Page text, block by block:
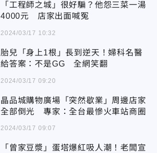
「工程師之城」很好騙？他怨三菜一湯
4000元 店家出面喊冤
2024/03/17 10:32
胎兒「身上1根」長到逆天！婦科名醫
給答案：不是GG 全網笑翻
2024/03/17 09:20
晶品城購物廣場「突然歇業」周邊店家
全部倒光 專家：全台最慘火車站商圈
2024/03/17 09:07
「曾家豆漿」蛋塔爆紅吸人潮！老闆宣